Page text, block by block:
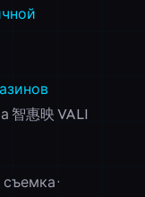
智惠映 VALI
·